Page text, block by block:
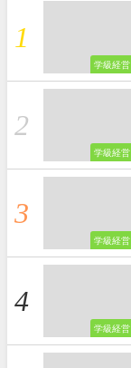
学級経営
学級経営
学級経営
学級経営